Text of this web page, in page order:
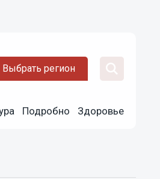
Выбрать регион
Подробно Здоровье